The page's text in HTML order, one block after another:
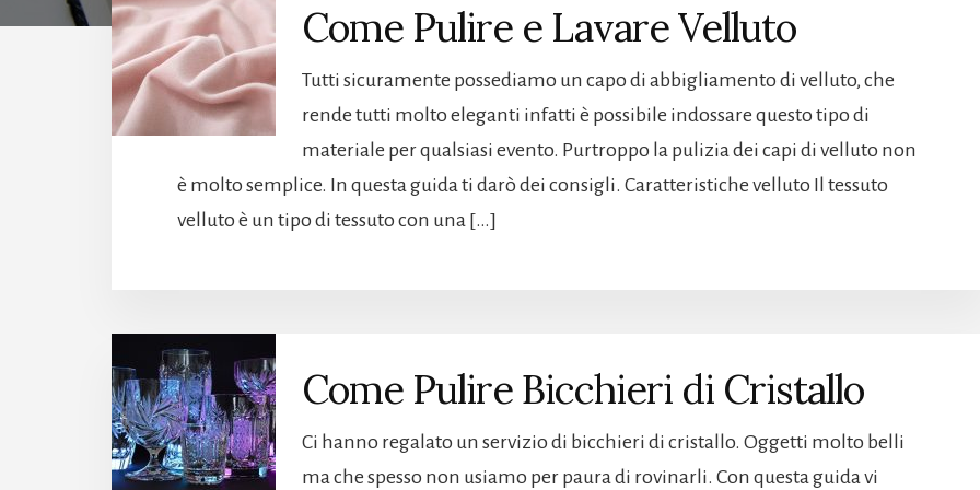
Come Pulire e Lavare Velluto
Tutti sicuramente possediamo un capo di abbigliamento di velluto, che
rende tutti molto eleganti infatti è possibile indossare questo tipo di
materiale per qualsiasi evento. Purtroppo la pulizia dei capi di velluto non
è molto semplice. In questa guida ti darò dei consigli. Caratteristiche velluto Il tessuto
velluto è un tipo di tessuto con una […]
Come Pulire Bicchieri di Cristallo
Ci hanno regalato un servizio di bicchieri di cristallo. Oggetti molto belli
ma che spesso non usiamo per paura di rovinarli. Con questa guida vi